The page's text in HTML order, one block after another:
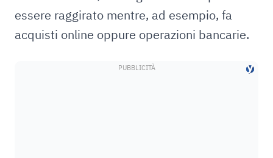
essere raggirato mentre, ad esempio, fa
acquisti online oppure operazioni bancarie.